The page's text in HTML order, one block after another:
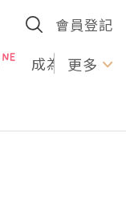
會員登記
成為U更多